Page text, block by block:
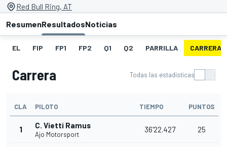
Red Bull Ring, AT
ResumenResultadosNoticias
EL FIP FP1 FP2 Q1 Q2 PARRILLA CARRERA
Carrera Todas las estadísticas
CLA PILOTO TIEMPO PUNTOS
1 C. Vietti Ramus
Ajo Motorsport
36'22.427 25